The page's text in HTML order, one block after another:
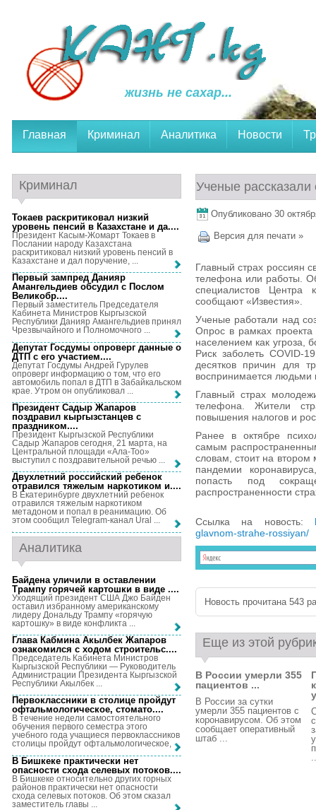
жизнь не сахар...
Главная Криминал Аналитика Новости
Ученые рассказали
Опубликовано 30
Версия для печати »
Главный страх россиян
телефона или работы.
специалистов Центра
сообщают «Известия».
Ученые работали над
Опрос в рамках проекта
населением как угроза,
Риск заболеть COVID-
десятков причин для
воспринимается людьми
Главный страх
телефона. Жители
повышения налогов и
Ранее в октябре
самым
словам, стоит на
пандемии
попасть под
распространенности
Ссылка на новость:
glavnom-strahe-rossiyan/
Новость прочитана 543
Еще из этой
В России умерли 355
пациентов ...
В России за сутки
умерли 355 пациентов с
коронавирусом. Об этом
сообщает оперативный
штаб ...
Криминал
Токаев раскритиковал низкий
уровень пенсий в Казахстане и да....
Президент Касым-Жомарт Токаев в
Послании народу Казахстана
раскритиковал низкий уровень пенсий в
Казахстане и дал поручение, ...
Первый зампред Данияр
Амангельдиев обсудил с Послом
Великобр....
Первый заместитель Председателя
Кабинета Министров Кыргызской
Республики Данияр Амангельдиев принял
Чрезвычайного и Полномочного ...
Депутат Госдумы опроверг данные о
ДТП с его участием....
Депутат Госдумы Андрей Гурулев
опроверг информацию о том, что его
автомобиль попал в ДТП в Забайкальском
крае. Утром он опубликовал ...
Президент Садыр Жапаров
поздравил кыргызстанцев с
праздником....
Президент Кыргызской Республики
Садыр Жапаров сегодня, 21 марта, на
Центральной площади «Ала-Тоо»
выступил с поздравительной речью ...
Двухлетний российский ребенок
отравился тяжелым наркотиком и....
В Екатеринбурге двухлетний ребенок
отравился тяжелым наркотиком
метадоном и попал в реанимацию. Об
этом сообщил Telegram-канал Ural ...
Аналитика
Байдена уличили в оставлении
Трампу горячей картошки в виде ....
Уходящий президент США Джо Байден
оставил избранному американскому
лидеру Дональду Трампу «горячую
картошку» в виде конфликта ...
Глава Кабмина Акылбек Жапаров
ознакомился с ходом строительс....
Председатель Кабинета Министров
Кыргызской Республики — Руководитель
Администрации Президента Кыргызской
Республики Акылбек ...
Первоклассники в столице пройдут
офтальмологическое, стомато....
В течение недели самостоятельного
обучения первого семестра этого
учебного года учащиеся первоклассников
столицы пройдут офтальмологическое, ...
В Бишкеке практически нет
опасности схода селевых потоков....
В Бишкеке относительно других горных
районов практически нет опасности
схода селевых потоков. Об этом сказал
заместитель главы ...